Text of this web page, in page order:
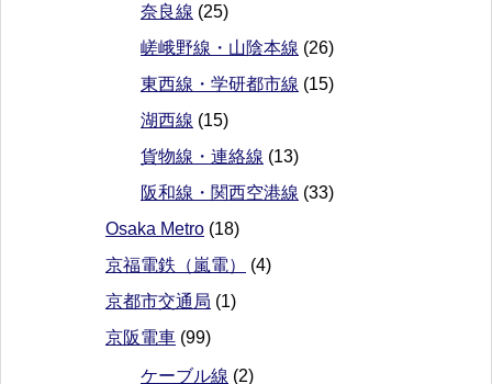
奈良線 (25)
嵯峨野線・山陰本線 (26)
東西線・学研都市線 (15)
湖西線 (15)
貨物線・連絡線 (13)
阪和線・関西空港線 (33)
Osaka Metro (18)
京福電鉄（嵐電）
(4)
京都市交通局 (1)
京阪電車 (99)
ケーブル線 (2)